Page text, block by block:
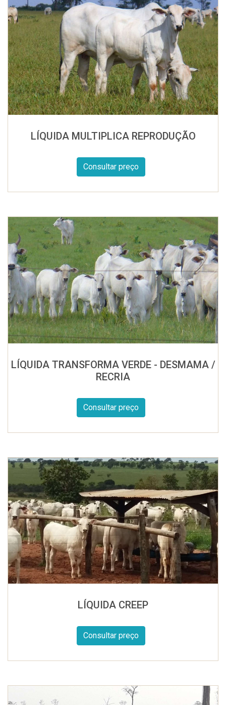
LÍQUIDA MULTIPLICA REPRODUÇÃO
Consultar preço
LÍQUIDA TRANSFORMA VERDE - DESMAMA /
RECRIA
Consultar preço
LÍQUIDA CREEP
Consultar preço